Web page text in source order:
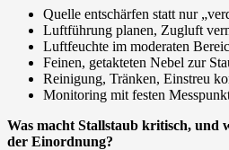
Quelle entschärfen statt nur
Luftführung planen, Zugluft
Luftfeuchte im moderaten
Feinen, getakteten Nebel zur
Reinigung, Tränken, Einstreu
Monitoring mit festen
Was macht Stallstaub kritisch, und
der Einordnung?